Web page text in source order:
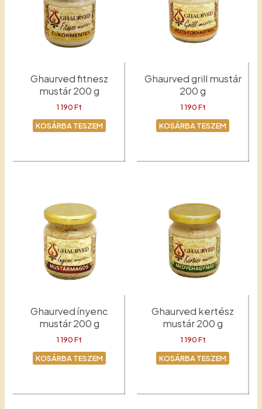
Ghaurved fitnesz
mustár 200 g
1 190Ft
KOSÁRBA TESZEM
Ghaurved grill mustár
200 g
1 190Ft
KOSÁRBA TESZEM
Ghaurved ínyenc
mustár 200 g
1 190Ft
KOSÁRBA TESZEM
Ghaurved kertész
mustár 200 g
1 190Ft
KOSÁRBA TESZEM